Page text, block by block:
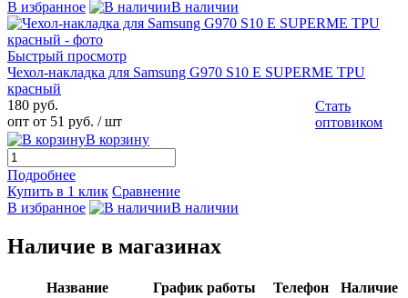
В избранное В наличии
Быстрый просмотр
Чехол-накладка для Samsung G970 S10 E SUPERME TPU
красный
180 руб.
опт от 51 руб. / шт
Стать
оптовиком
В корзину
Подробнее
Купить в 1 клик Сравнение
В избранное
В наличии
Наличие в магазинах
Название График работы Телефон
Наличие